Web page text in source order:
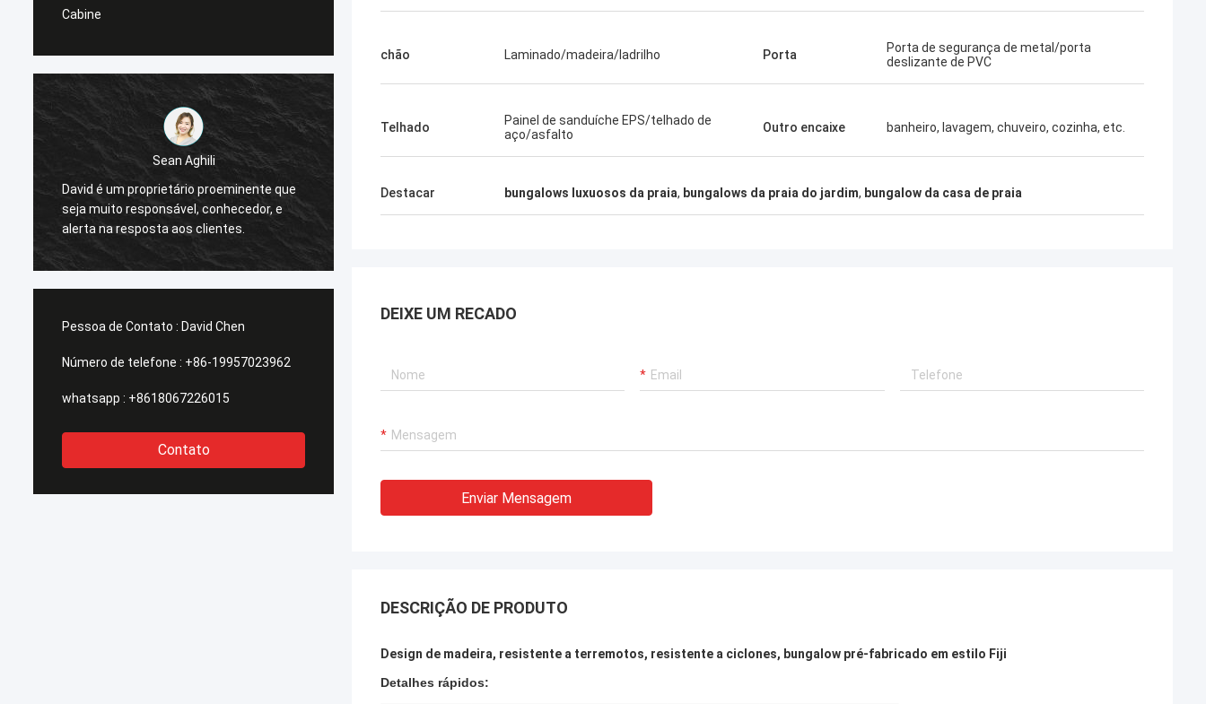
Cabine
Sean Aghili
David é um proprietário proeminente que
seja muito responsável, conhecedor, e
alerta na resposta aos clientes.
Smarthouse azul profundo para a procura
dos povos de aço - moldado abrigando as
Os trabalhos de equipe de Deepblue são
muito sérios e responsável, eu confio-os.
Bob
Que equipe maravilhosa, eu estou feliz
Pessoa de Contato : David Chen
Número de telefone : +86-19957023962
whatsapp : +8618067226015
Contato
chão Laminado/madeira/ladrilho Porta
Porta de segurança de metal/porta
deslizante de PVC
Telhado
Painel de sanduíche EPS/telhado de
aço/asfalto
Outro encaixe banheiro, lavagem, chuveiro, cozinha, etc.
Destacar bungalows luxuosos da praia, bungalows da praia do jardim, bungalow da casa de praia
DEIXE UM RECADO
Enviar Mensagem
DESCRIÇÃO DE PRODUTO
Design de madeira, resistente a terremotos, resistente a ciclones, bungalow pré-fabricado em estilo Fiji
Detalhes rápidos: